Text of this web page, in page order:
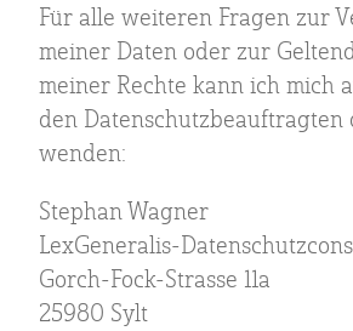
Für alle weiteren Fragen zur
meiner Daten oder zur
meiner Rechte kann ich mich
den Datenschutzbeauftragten
wenden:
Stephan Wagner
LexGeneralis-
Gorch-Fock-Strasse 11a
25980 Sylt